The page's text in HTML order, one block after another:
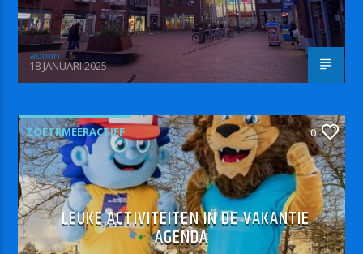
admin
18 JANUARI 2025
ZOETRMEERACTIEF 0
LEUKE ACTIVITEITEN IN DE VAKANTIE
AGENDA